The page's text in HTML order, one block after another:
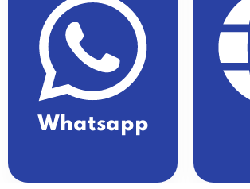
Whatsapp